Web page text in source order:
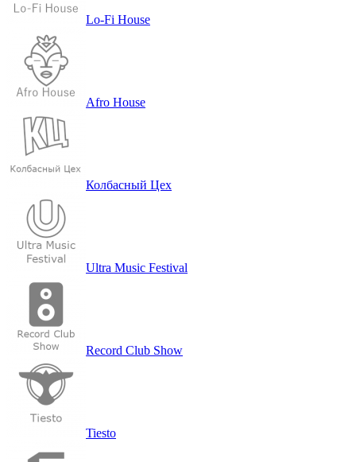
Lo-Fi House
Afro House
Кол­бас­ный Цех
Ultra Music Festival
Record Club Show
Tiesto